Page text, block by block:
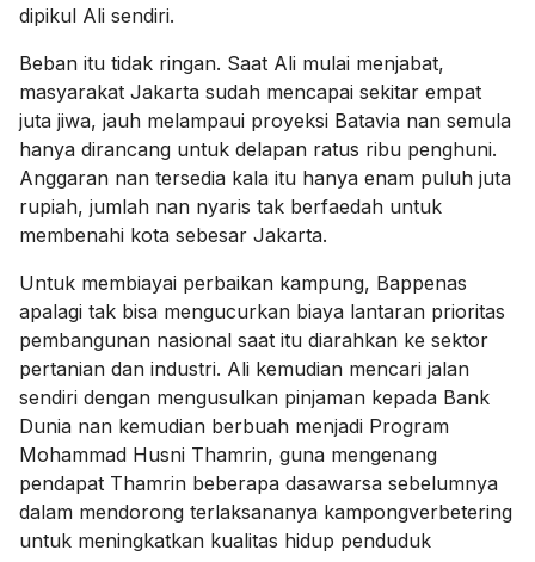
dipikul Ali sendiri.
Beban itu tidak ringan. Saat Ali mulai menjabat,
masyarakat Jakarta sudah mencapai sekitar empat
juta jiwa, jauh melampaui proyeksi Batavia nan semula
hanya dirancang untuk delapan ratus ribu penghuni.
Anggaran nan tersedia kala itu hanya enam puluh juta
rupiah, jumlah nan nyaris tak berfaedah untuk
membenahi kota sebesar Jakarta.
Untuk membiayai perbaikan kampung, Bappenas
apalagi tak bisa mengucurkan biaya lantaran prioritas
pembangunan nasional saat itu diarahkan ke sektor
pertanian dan industri. Ali kemudian mencari jalan
sendiri dengan mengusulkan pinjaman kepada Bank
Dunia nan kemudian berbuah menjadi Program
Mohammad Husni Thamrin, guna mengenang
pendapat Thamrin beberapa dasawarsa sebelumnya
dalam mendorong terlaksananya kampongverbetering
untuk meningkatkan kualitas hidup penduduk